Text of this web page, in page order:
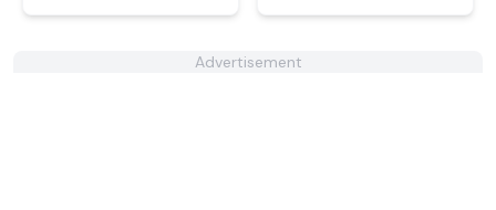
Advertisement